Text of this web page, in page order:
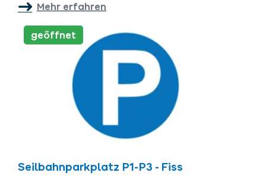
Mehr erfahren
geöffnet
Seilbahnparkplatz P1-P3 - Fiss